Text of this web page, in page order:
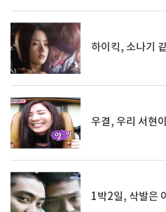
하이킥, 소나기
우결, 우리 서현
1박2일, 삭발은